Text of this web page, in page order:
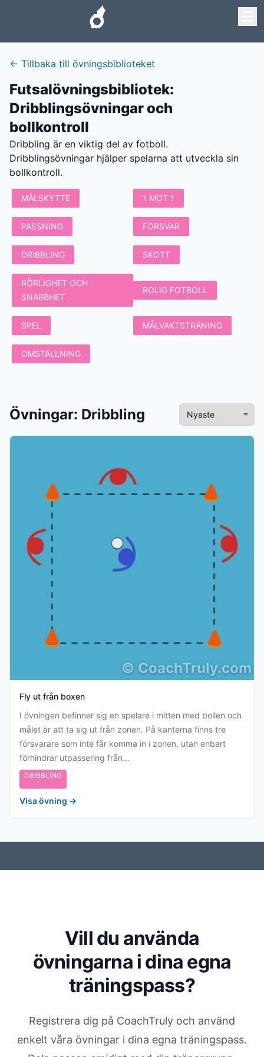
← Tillbaka till övningsbiblioteket
Futsalövningsbibliotek:
Dribblingsövningar och
bollkontroll
Dribbling är en viktig del av fotboll.
Dribblingsövningar hjälper spelarna att utveckla sin
bollkontroll.
MÅLSKYTTE 1 MOT 1
PASSNING FÖRSVAR
DRIBBLING SKOTT
RÖRLIGHET OCH
SNABBHET
ROLIG FOTBOLL
SPEL MÅLVAKTSTRÄNING
OMSTÄLLNING
Övningar: Dribbling
© CoachTruly.com
Fly ut från boxen
I övningen befinner sig en spelare i mitten med bollen och
målet är att ta sig ut från zonen. På kanterna finns tre
försvarare som inte får komma in i zonen, utan enbart
förhindrar utpassering från...
DRIBBLING
Visa övning →
Vill du använda
övningarna i dina egna
träningspass?
Registrera dig på CoachTruly och använd
enkelt våra övningar i dina egna träningspass.